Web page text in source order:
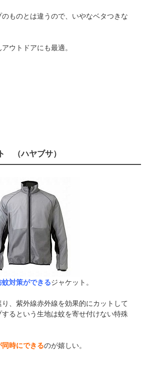
ものとは違うので、いやなベタつきな
ウトドアにも最適。
（ハヤブサ）
対策ができるジャケット。
、紫外線赤外線を効果的にカットして
るという生地は蚊を寄せ付けない特殊
同時にできるのが嬉しい。